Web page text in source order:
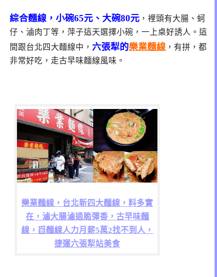
綜合麵線，小碗65元、大碗80元 ，裡頭有大腸、蚵
仔、滷肉丁等，萍子這天選擇小碗，一上桌好誘人。這
間跟台北四大麵線中， 六張犁的樂業麵線 ，有拼，都
非常好吃，走古早味麵線風味。
樂業麵線，台北新四大麵線，料多實
在，滷大腸滷過脆彈香，古早味麵
線，舀麵線人力月薪5萬2找不到人，
捷運六張犁站美食